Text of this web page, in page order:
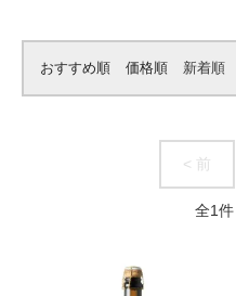
おすすめ順 価格順 新着順
< 前
全1件